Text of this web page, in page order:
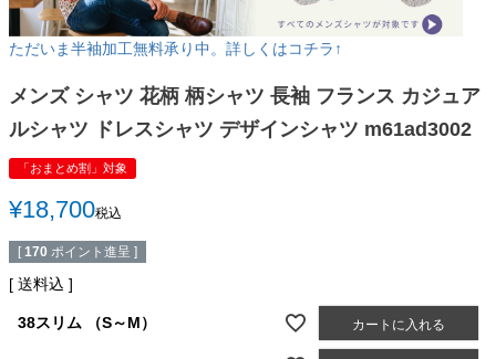
ただいま半袖加工無料承り中。詳しくはコチラ↑
メンズ シャツ 花柄 柄シャツ 長袖 フランス カジュア
ルシャツ ドレスシャツ デザインシャツ m61ad3002
「おまとめ割」対象
¥18,700税込
[ 170 ポイント進呈 ]
送料込
38スリム （S～M） カートに入れる